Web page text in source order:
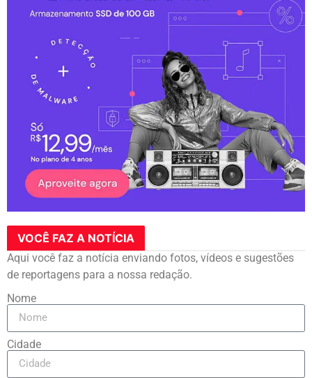
VOCÊ FAZ A NOTÍCIA
Aqui você faz a notícia enviando fotos, vídeos e sugestões
de reportagens para a nossa redação.
Nome
Cidade